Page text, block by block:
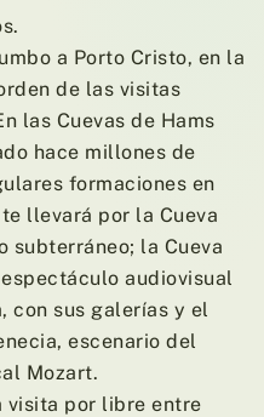
a Porto Cristo, en la
de las visitas
las Cuevas de Hams
hace millones de
formaciones en
llevará por la Cueva
subterráneo; la Cueva
audiovisual
con sus galerías y el
escenario del
Mozart.
visita por libre entre